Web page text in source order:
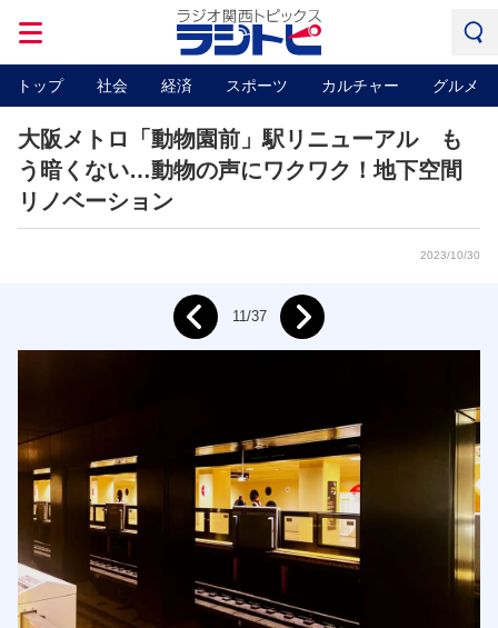
トップ 社会 経済 スポーツ カルチャー グルメ
大阪メトロ「動物園前」駅リニューアル も
う暗くない…動物の声にワクワク！地下空間
リノベーション
2023/10/30
11/37